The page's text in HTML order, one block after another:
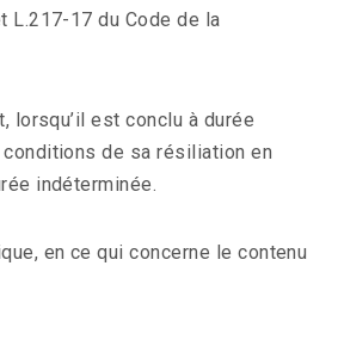
L.217-17 du Code de la
lorsqu’il est conclu à durée
de sa résiliation en
indéterminée.
en ce qui concerne le contenu